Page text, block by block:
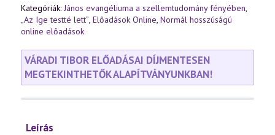
Kategóriák: János evangéliuma a szellemtudomány fényében,
„Az Ige testté lett”, Előadások Online, Normál hosszúságú
online előadások
VÁRADI TIBOR ELŐADÁSAI DÍJMENTESEN
MEGTEKINTHETŐK ALAPÍTVÁNYUNKBAN!
Leírás